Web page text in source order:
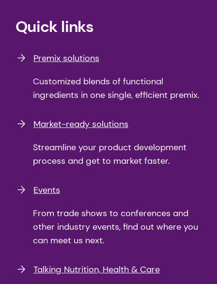
Quick links
Premix solutions
Customized blends of functional
ingredients in one single, efficient premix.
Market-ready solutions
Streamline your product development
process and get to market faster.
Events
From trade shows to conferences and
other industry events, find out where you
can meet us next.
Talking Nutrition, Health & Care